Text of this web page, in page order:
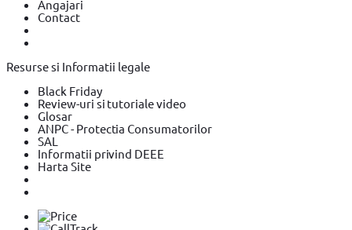
Angajari
Contact
Resurse si Informatii legale
Black Friday
Review-uri si tutoriale video
Glosar
ANPC - Protectia Consumatorilor
SAL
Informatii privind DEEE
Harta Site